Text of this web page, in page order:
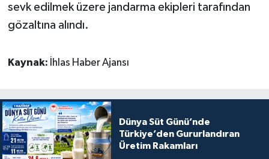
sevk edilmek üzere jandarma ekipleri tarafından
gözaltına alındı.
Kaynak: İhlas Haber Ajansı
Dünya Süt Günü’nde
Türkiye’den Gururlandıran
Üretim Rakamları